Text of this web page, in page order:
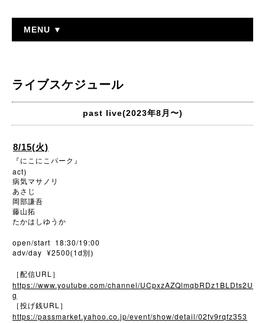
MENU ▼
ライブスケジュール
past live(2023年8月〜)
8/15(火)
『にこにこパーク』
act)
病気マサノリ
あさじ
岡部謙吾
藤山拓
たかはしゆうか
open/start 18:30/19:00
adv/day ¥2500(1d 別)
［配信URL ］
https://www.youtube.com/channel/UCpxzAZQlmqbRDz1BLDts2U
g
［投げ銭URL ］
https://passmarket.yahoo.co.jp/event/show/detail/02fv9rqfz353